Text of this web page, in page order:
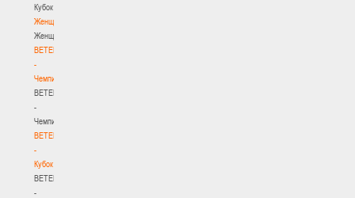
Кубок
Женщины
Женщины
BETERA
-
Чемпионат
BETERA
-
Чемпионат
BETERA
-
Кубок
BETERA
-